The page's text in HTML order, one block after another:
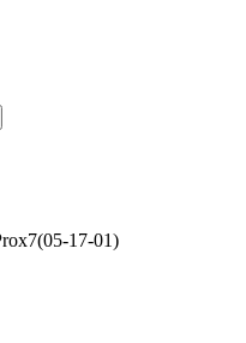
17-01)